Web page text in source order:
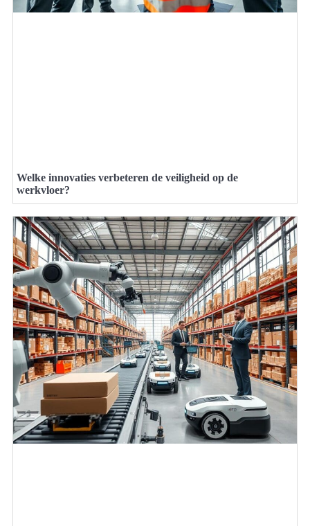
Welke innovaties verbeteren de veiligheid op de
werkvloer?